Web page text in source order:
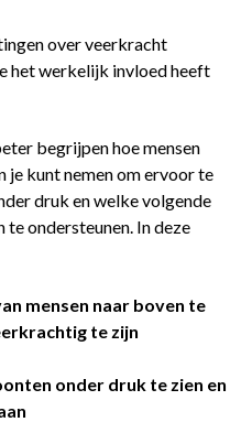
over veerkracht
het werkelijk invloed heeft
begrijpen hoe mensen
je kunt nemen om ervoor te
druk en welke volgende
te ondersteunen. In deze
mensen naar boven te
te zijn
onder druk te zien en